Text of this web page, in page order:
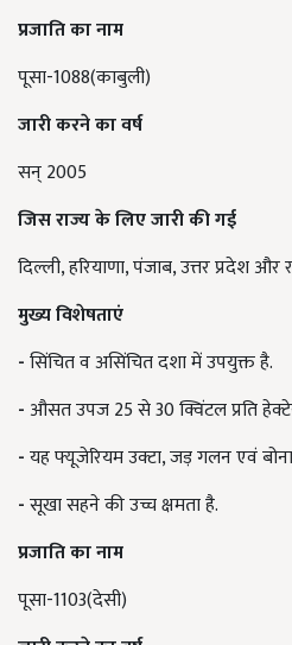
प्रजाति का नाम
पूसा-1088(काबुली)
जारी करने का वर्ष
सन् 2005
जिस राज्य के लिए जारी की गई
दिल्ली, हरियाणा, पंजाब, उत्तर प्रदेश और
मुख्य विशेषताएं
-सिंचित व असिंचित दशा में उपयुक्त है.
- औसत उपज 25 से 30 क्विंटल प्रति
-यह फ्यूजेरियम उक्टा, जड़ गलन एवं
-सूखा सहने की उच्च क्षमता है.
प्रजाति का नाम
पूसा-1103(देसी)